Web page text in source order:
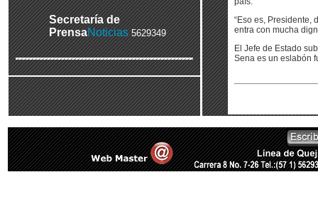
Secretaría de
PrensaNoticias 5629349
“Eso es, Presidente,
entra con mucha
El Jefe de Estado
Sena es un eslabón